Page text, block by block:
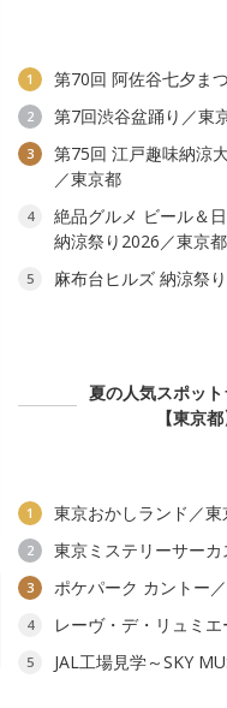
1 第70回 阿佐谷七夕ま
2 第7回渋谷盆踊り／東
3
第75回 江戸趣味納涼
／東京都
4
絶品グルメ ビール＆
納涼祭り2026／東京都
5
麻布台ヒルズ 納涼祭
夏の人気スポッ
【東京都
1 東京おかしランド／東
2 東京ミステリーサー
3 ポケパーク カントー
4 レーヴ・デ・リュミ
5
JAL工場見学～SKY